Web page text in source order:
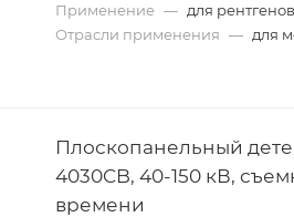
Применение — для
Отрасли применения — для
Плоскопанельный
4030CB, 40-150 кВ,
времени